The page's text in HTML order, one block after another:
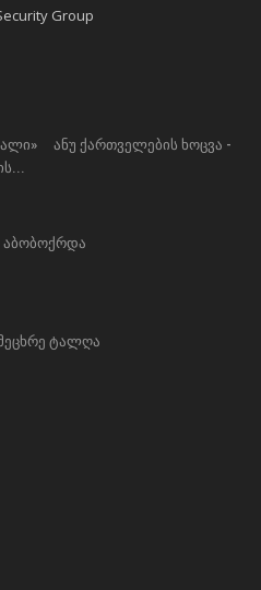
Group
ანუ ქართველების ხოცვა -
აბობოქრდა
ტალღა